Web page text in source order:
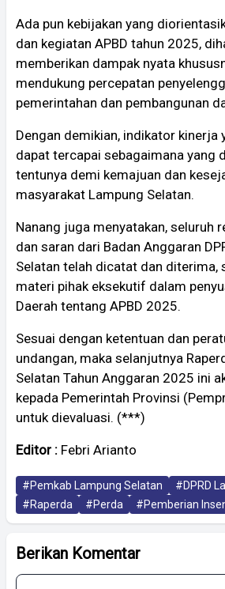
Ada pun kebijakan yang
dan kegiatan APBD tahun 2025,
memberikan dampak nyata
mendukung percepatan
pemerintahan dan pembangunan
Dengan demikian, indikator kinerja
dapat tercapai sebagaimana yang
tentunya demi kemajuan dan
masyarakat Lampung Selatan.
Nanang juga menyatakan, seluruh
dan saran dari Badan Anggaran
Selatan telah dicatat dan diterima,
materi pihak eksekutif dalam
Daerah tentang APBD 2025.
Sesuai dengan ketentuan dan
undangan, maka selanjutnya
Selatan Tahun Anggaran 2025 ini
kepada Pemerintah Provinsi
untuk dievaluasi. (***)
Editor : Febri Arianto
#Pemkab Lampung Selatan
#DPRD
#Raperda
#Perda #Pemberian
Berikan Komentar